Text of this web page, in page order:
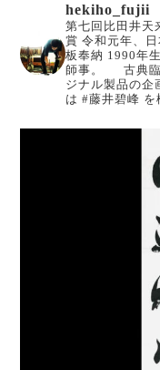
hekiho_fujii
第七回比田井天
賞 令和元年、
板奉納 1990年
師事。
古典
ジナル製品の企
は #藤井碧峰 を